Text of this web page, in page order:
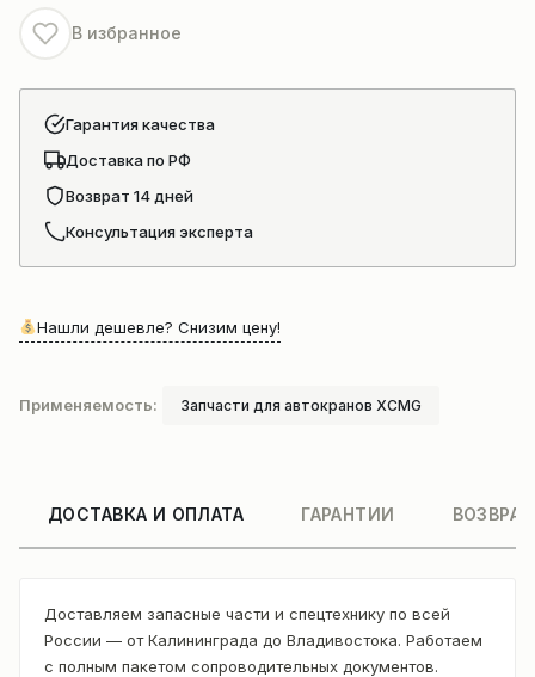
XCMG
В избранное
Гарантия качества
Доставка по РФ
Возврат 14 дней
Консультация эксперта
Нашли дешевле? Снизим цену!
Применяемость: Запчасти для автокранов XCMG
ДОСТАВКА И ОПЛАТА ГАРАНТИИ
Доставляем запасные части и спецтехнику по всей
России — от Калининграда до Владивостока. Работаем
с полным пакетом сопроводительных документов.